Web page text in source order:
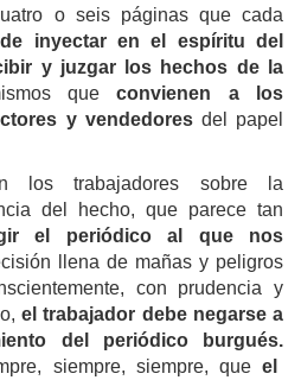
o seis páginas que cada
inyectar en el espíritu del
y juzgar los hechos de la
que convienen a los
y vendedores del papel
los trabajadores sobre la
del hecho, que parece tan
el periódico al que nos
llena de mañas y peligros
con prudencia y
el trabajador debe negarse a
del periódico burgués.
siempre, siempre, que el